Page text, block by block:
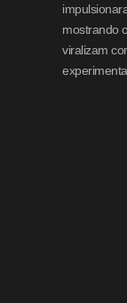
mostrando
viralizam